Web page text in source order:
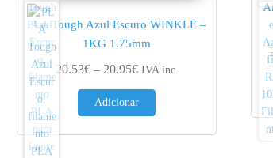
through 16.20€
PLA Tough Azul Escuro WINKLE –
1KG 1.75mm
20.53€ – 20.95€Price range: 20.53€
IVA inc.
Adicionar